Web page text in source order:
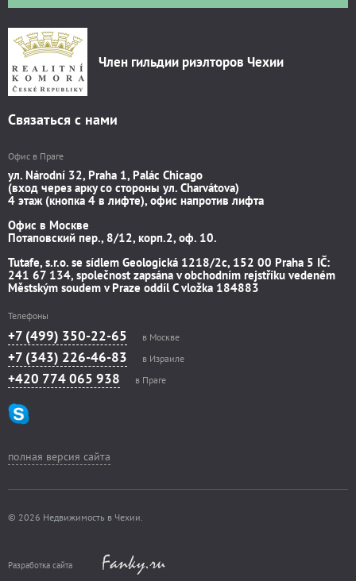
Член гильдии риэлторов Чехии
Связаться с нами
Офис в Праге
ул. Národní 32, Praha 1, Palác Chicago
(вход через арку со стороны ул. Charvátova)
4 этаж (кнопка 4 в лифте), офис напротив лифта
Офис в Москве
Потаповский пер., 8/12, корп.2, оф. 10.
Tutafe, s.r.o. se sídlem Geologická 1218/2c, 152 00 Praha 5 IČ:
241 67 134, společnost zapsána v obchodním rejstříku vedeném
Městským soudem v Praze oddíl C vložka 184883
Телефоны
+7 (499) 350-22-65 в Москве
+7 (343) 226-46-83 в Израиле
+420 774 065 938 в Праге
полная версия сайта
© 2026 Недвижимость в Чехии.
Разработка сайта